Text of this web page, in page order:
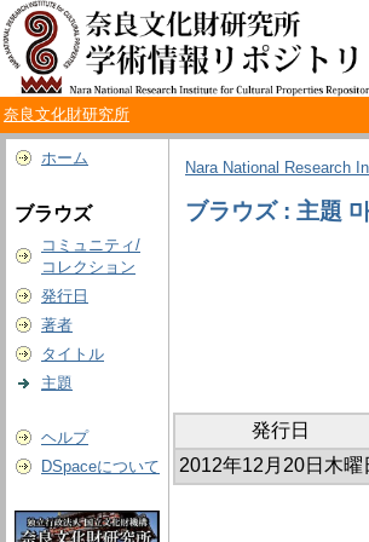
奈良文化財研究所
ホーム
ブラウズ
コミュニティ/
コレクション
発行日
著者
タイトル
主題
ヘルプ
DSpaceについて
Nara National Research
ブラウズ : 主題
発行日
2012年12月20日木曜